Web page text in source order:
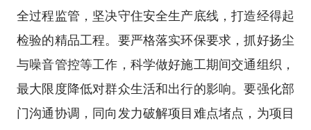
全过程监管，坚决守住安全生产底线，打造经得起
检验的精品工程。要严格落实环保要求，抓好扬尘
与噪音管控等工作，科学做好施工期间交通组织，
最大限度降低对群众生活和出行的影响。要强化部
门沟通协调，同向发力破解项目难点堵点，为项目